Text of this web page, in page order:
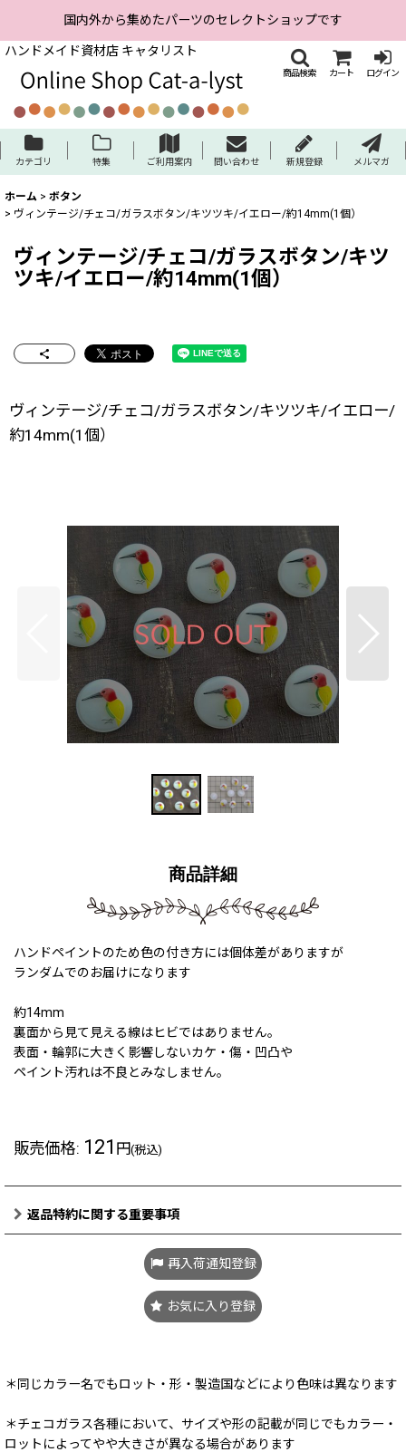
国内外から集めたパーツのセレクトショップです
ハンドメイド資材店 キャタリスト
商品検索 カート ログイン
カテゴリ 特集 ご利用案内 問い合わせ 新規登録 メルマガ
ホーム > ボタン
> ヴィンテージ/チェコ/ガラスボタン/キツツキ/イエロー/約14mm(1個）
ヴィンテージ/チェコ/ガラスボタン/キツ
ツキ/イエロー/約14mm(1個）
ヴィンテージ/チェコ/ガラスボタン/キツツキ/イエロー/
約14mm(1個）
商品詳細
ハンドペイントのため色の付き方には個体差がありますが
ランダムでのお届けになります
約14mm
裏面から見て見える線はヒビではありません。
表面・輪郭に大きく影響しないカケ・傷・凹凸や
ペイント汚れは不良とみなしません。
販売価格: 121 円(税込)
返品特約に関する重要事項
再入荷通知登録
お気に入り登録
＊同じカラー名でもロット・形・製造国などにより色味は異なります
＊チェコガラス各種において、サイズや形の記載が同じでもカラー・
ロットによってやや大きさが異なる場合があります